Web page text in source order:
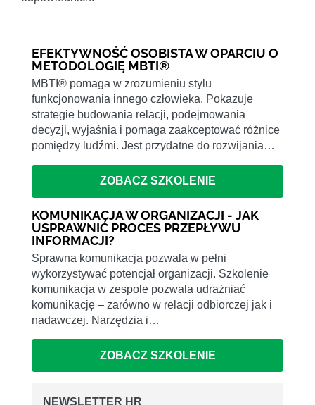
EFEKTYWNOŚĆ OSOBISTA W OPARCIU O
METODOLOGIĘ MBTI®
MBTI® pomaga w zrozumieniu stylu
funkcjonowania innego człowieka. Pokazuje
strategie budowania relacji, podejmowania
decyzji, wyjaśnia i pomaga zaakceptować różnice
pomiędzy ludźmi. Jest przydatne do rozwijania…
ZOBACZ SZKOLENIE
KOMUNIKACJA W ORGANIZACJI - JAK
USPRAWNIĆ PROCES PRZEPŁYWU
INFORMACJI?
Sprawna komunikacja pozwala w pełni
wykorzystywać potencjał organizacji. Szkolenie
komunikacja w zespole pozwala udrażniać
komunikację – zarówno w relacji odbiorczej jak i
nadawczej. Narzędzia i…
ZOBACZ SZKOLENIE
NEWSLETTER HR